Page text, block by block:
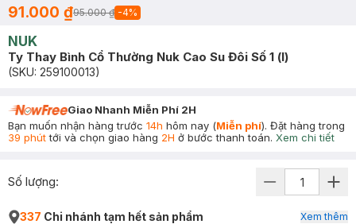
91.000 ₫95.000 ₫ -4%
NUK
Ty Thay Bình Cổ Thường Nuk Cao Su Đôi Số 1 (l)
(SKU: 259100013)
Giao Nhanh Miễn Phí 2H
Bạn muốn nhận hàng trước 14h hôm nay (Miễn phí). Đặt hàng trong
39 phúttới và chọn giao hàng 2H ở bước thanh toán. Xem chi tiết
Số lượng:
337 Chi nhánh tạm hết sản phẩm Xem thêm